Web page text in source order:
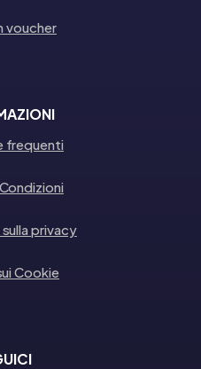
voucher
frequenti
privacy
Cookie